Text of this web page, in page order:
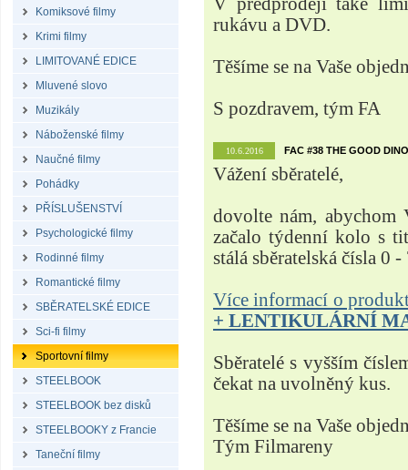
Komiksové filmy
Krimi filmy
LIMITOVANÉ EDICE
Mluvené slovo
Muzikály
Náboženské filmy
Naučné filmy
Pohádky
PŘÍSLUŠENSTVÍ
Psychologické filmy
Rodinné filmy
Romantické filmy
SBĚRATELSKÉ EDICE
Sci-fi filmy
Sportovní filmy
STEELBOOK
STEELBOOK bez disků
STEELBOOKY z Francie
Taneční filmy
rukávu a DVD.
Těšíme se na Vaše
S pozdravem, tým FA
10.6.2016 FAC #38 THE GOOD
Vážení sběratelé,
dovolte nám,
začalo týdenní kolo s
stálá sběratelská čísla 0 -
Více informací o
+ LENTIKULÁRNÍ
Sběratelé s vyšším
čekat na uvolněný kus.
Těšíme se na Vaše
Tým Filmareny